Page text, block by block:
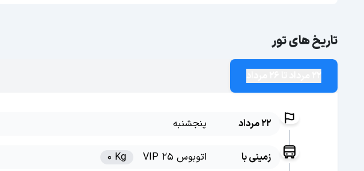
تاریخ های تور
22 مرداد پنجشنبه
زمینی با اتوبوس VIP 25 0 Kg